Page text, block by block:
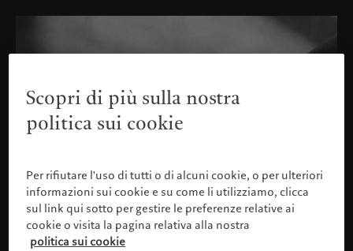
Scopri di più sulla nostra
politica sui cookie
Per rifiutare l'uso di tutti o di alcuni cookie, o per ulteriori
informazioni sui cookie e su come li utilizziamo, clicca
sul link qui sotto per gestire le preferenze relative ai
cookie o visita la pagina relativa alla nostra
politica sui cookie